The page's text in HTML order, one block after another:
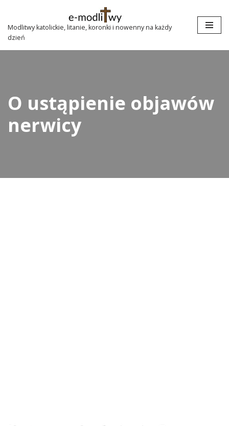
Przejdź
do
treści
Modlitwy katolickie, litanie, koronki i nowenny na każdy
dzień
O ustąpienie objawów
nerwicy